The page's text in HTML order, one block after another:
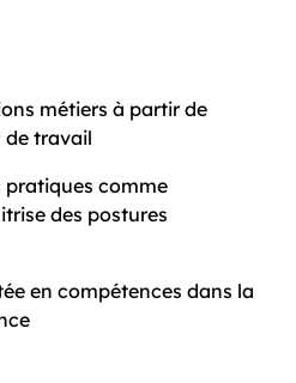
métiers à partir de
de travail
pratiques comme
des postures
en compétences dans la